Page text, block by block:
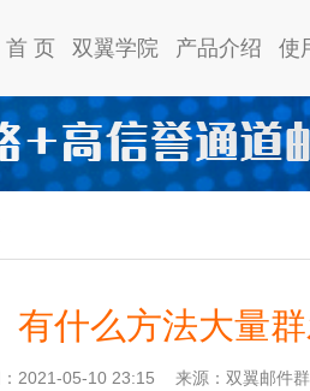
首 页 双翼学院 产品介绍 使
有什么方法大量
2021-05-10 23:15 来源：双翼邮件